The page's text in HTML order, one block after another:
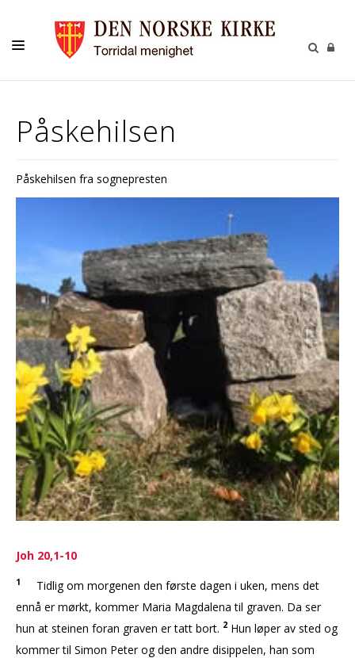
BARN
KONTAKT
KALENDER
GIVERTJENESTE
Påskehilsen
Påskehilsen fra sognepresten
Joh 20,1-10
1
Tidlig om morgenen den første dagen i uken, mens det
ennå er mørkt, kommer Maria Magdalena til graven. Da ser
hun at steinen foran graven er tatt bort. 2 Hun løper av sted og
kommer til Simon Peter og den andre disippelen, han som